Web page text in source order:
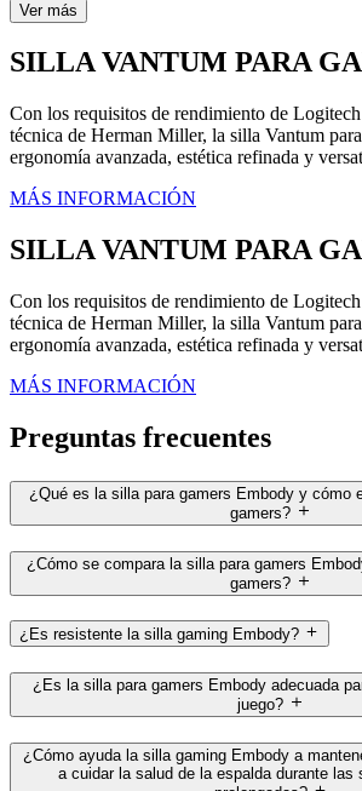
Ver más
SILLA VANTUM PARA
Con los requisitos de rendimiento de
técnica de Herman Miller, la silla Vantum
ergonomía avanzada, estética refinada y
MÁS INFORMACIÓN
SILLA VANTUM PARA
Con los requisitos de rendimiento de
técnica de Herman Miller, la silla Vantum
ergonomía avanzada, estética refinada y
MÁS INFORMACIÓN
Preguntas frecuentes
¿Qué es la silla para gamers Embody y cómo
gamers?
¿Cómo se compara la silla para gamers
gamers?
¿Es resistente la silla gaming Embody?
¿Es la silla para gamers Embody adecuada
juego?
¿Cómo ayuda la silla gaming Embody a
a cuidar la salud de la espalda durante las